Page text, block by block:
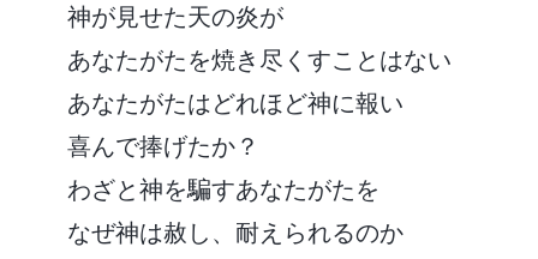
神が見せた天の炎が
あなたがたを焼き尽くすことはない
あなたがたはどれほど神に報い
喜んで捧げたか？
わざと神を騙すあなたがたを
なぜ神は赦し、耐えられるのか